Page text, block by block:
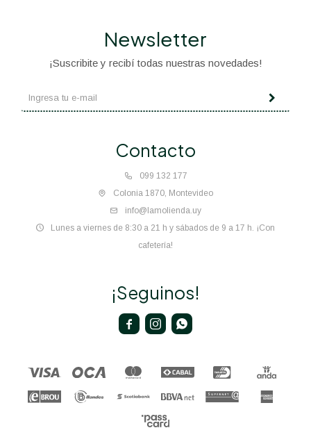
Contacto
099 132 177
Colonia 1870, Montevideo
info@lamolienda.uy
Lunes a viernes de 8:30 a 21 h y sábados de 9 a 17 h. ¡Con
cafetería!
Newsletter
¡Suscribite y recibí todas nuestras novedades!
¡Seguinos!
  